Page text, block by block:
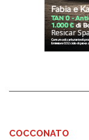
COCCONATO